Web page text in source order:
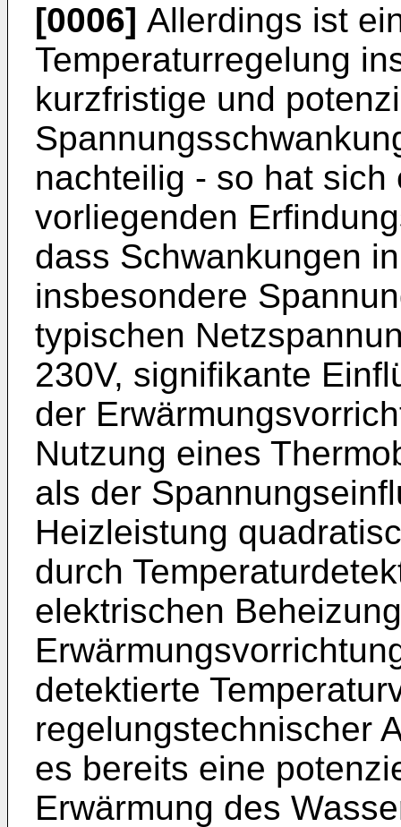
[0006] Allerdings ist
Temperaturregelung
kurzfristige und
nachteilig - so hat
vorliegenden
dass Schwankungen
insbesondere
typischen
230V, signifikante
der
Nutzung eines
als der
Heizleistung
durch
elektrischen
detektierte
regelungstechnischer
es bereits eine
Erwärmung des